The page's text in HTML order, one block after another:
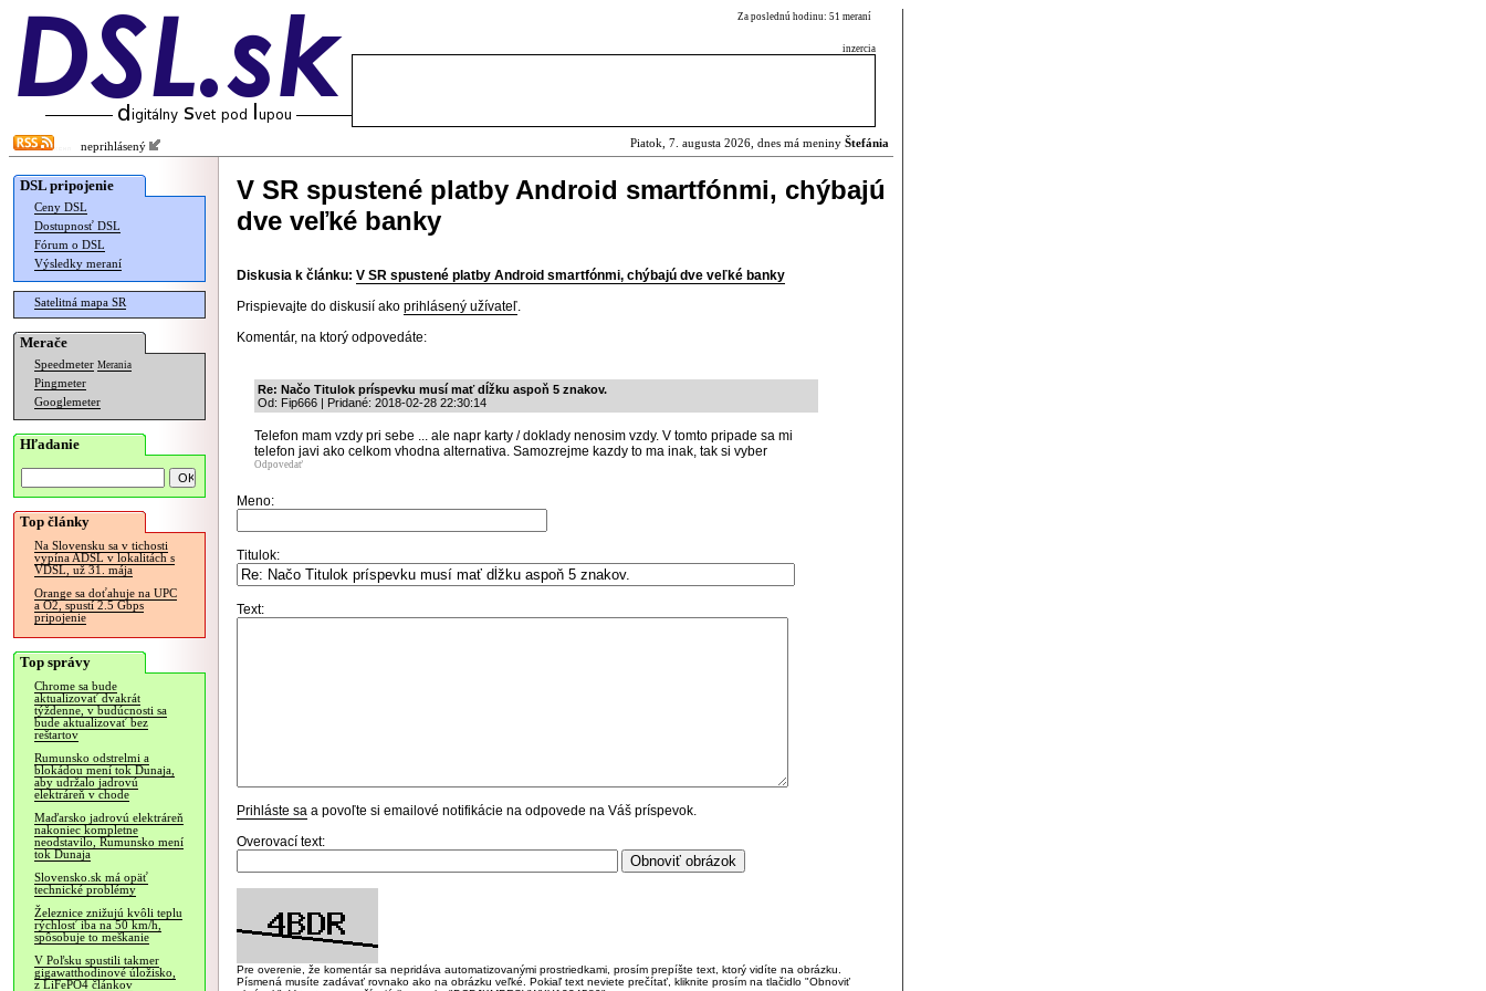
Za poslednú hodinu: 51 meraní
inzercia
neprihlásený Piatok, 7. augusta 2026, dnes má meniny Štefánia
DSL pripojenie
Ceny DSL
Dostupnosť DSL
Fórum o DSL
Výsledky meraní
Satelitná mapa SR
Merače
Speedmeter Merania
Pingmeter
Googlemeter
Hľadanie
Top články
Na Slovensku sa v tichosti
vypína ADSL v lokalitách s
VDSL, už 31. mája
Orange sa doťahuje na UPC
a O2, spustí 2.5 Gbps
pripojenie
Top správy
Chrome sa bude
aktualizovať dvakrát
týždenne, v budúcnosti sa
bude aktualizovať bez
reštartov
Rumunsko odstrelmi a
blokádou mení tok Dunaja,
aby udržalo jadrovú
elektráreň v chode
Maďarsko jadrovú elektráreň
nakoniec kompletne
neodstavilo, Rumunsko mení
tok Dunaja
Slovensko.sk má opäť
technické problémy
Železnice znižujú kvôli teplu
rýchlosť iba na 50 km/h,
spôsobuje to meškanie
V Poľsku spustili takmer
gigawatthodinové úložisko,
z LiFePO4 článkov
V SR spustené platby Android smartfónmi, chýbajú
dve veľké banky
Diskusia k článku: V SR spustené platby Android smartfónmi, chýbajú dve veľké banky
Prispievajte do diskusií ako prihlásený užívateľ.
Komentár, na ktorý odpovedáte:
Re: Načo Titulok príspevku musí mať dĺžku aspoň 5 znakov.
Od: Fip666 | Pridané: 2018-02-28 22:30:14
Telefon mam vzdy pri sebe ... ale napr karty / doklady nenosim vzdy. V tomto pripade sa mi
telefon javi ako celkom vhodna alternativa. Samozrejme kazdy to ma inak, tak si vyber
Odpovedať
Meno:
Titulok:
Text:
Prihláste sa a povoľte si emailové notifikácie na odpovede na Váš príspevok.
Overovací text:
Pre overenie, že komentár sa nepridáva automatizovanými prostriedkami, prosím prepíšte text, ktorý vidíte na obrázku.
Písmená musíte zadávať rovnako ako na obrázku veľké. Pokiaľ text neviete prečítať, kliknite prosím na tlačidlo "Obnoviť